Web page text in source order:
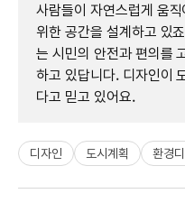
사람들이 자연스럽게 움
위한 공간을 설계하고 있
는 시민의 안전과 편의를
하고 있답니다. 디자인이
다고 믿고 있어요.
디자인 도시계획 환경